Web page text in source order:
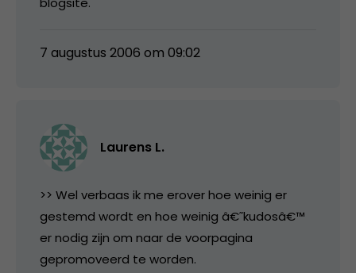
7 augustus 2006 om 09:02
Laurens L.
>> Wel verbaas ik me erover hoe weinig er
gestemd wordt en hoe weinig â€˜kudosâ€™
er nodig zijn om naar de voorpagina
gepromoveerd te worden.